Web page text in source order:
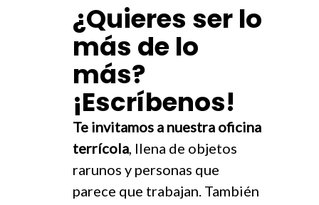
¿Quieres ser lo
más de lo
más?
¡Escríbenos!
Te invitamos a nuestra oficina
terrícola , llena de objetos
rarunos y personas que
parece que trabajan. También